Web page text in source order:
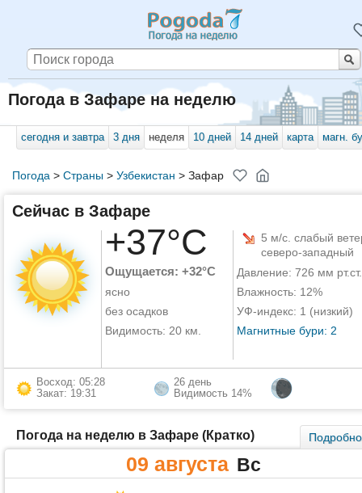
Погода в Зафаре на неделю
сегодня и завтра 3 дня неделя 10 дней 14 дней карта магн.
Погода > Страны> Узбекистан > Зафар
Сейчас в Зафаре
+37°C
Ощущается: +32°C
ясно
без осадков
Видимость: 20 км.
5 м/с. слабый
северо-западный
Давление: 726 мм рт.ст.
Влажность: 12%
УФ-индекс: 1 (низкий)
Магнитные бури: 2
Восход: 05:28
Закат: 19:31
26 день
Видимость 14%
Погода на неделю в Зафаре (Кратко) Подробно
09 августа Вс